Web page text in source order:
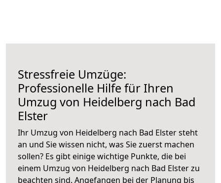
Stressfreie Umzüge:
Professionelle Hilfe für Ihren
Umzug von Heidelberg nach Bad
Elster
Ihr Umzug von Heidelberg nach Bad Elster steht
an und Sie wissen nicht, was Sie zuerst machen
sollen? Es gibt einige wichtige Punkte, die bei
einem Umzug von Heidelberg nach Bad Elster zu
beachten sind. Angefangen bei der Planung bis